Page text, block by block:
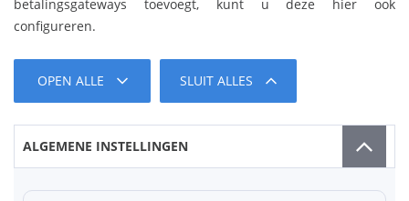
betalingsgateways toevoegt, kunt u deze hier ook
configureren.
OPEN ALLE SLUIT ALLES
ALGEMENE INSTELLINGEN